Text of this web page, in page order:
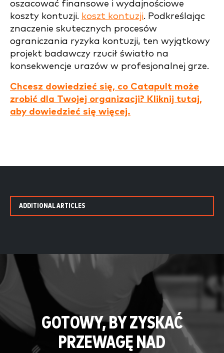
oszacować finansowe i wydajnościowe
koszty kontuzji. koszt kontuzji. Podkreślając
znaczenie skutecznych procesów
ograniczania ryzyka kontuzji, ten wyjątkowy
projekt badawczy rzucił światło na
konsekwencje urazów w profesjonalnej grze.
Chcesz dowiedzieć się, co Catapult może
zrobić dla Twojej organizacji? Kliknij tutaj,
aby dowiedzieć się więcej.
ADDITIONAL ARTICLES
GOTOWY, BY ZYSKAĆ
PRZEWAGĘ NAD